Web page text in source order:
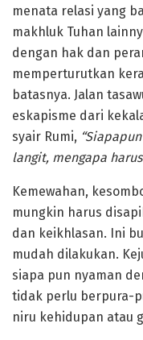
menata relasi yang
makhluk Tuhan
dengan hak dan
memperturutkan
batasnya. Jalan
eskapisme dari
syair Rumi,
langit, mengapa
Kemewahan,
mungkin harus
dan keikhlasan. Ini
mudah dilakukan.
siapa pun nyaman
tidak perlu berpura-
niru kehidupan atau